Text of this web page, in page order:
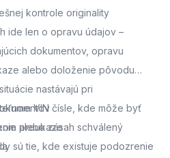
kontrole originality
ide len o opravu údajov –
dokumentov, opravu
alebo doloženie pôvodu
nastávajú pri
VIN čísle, kde môže byť
alebo zásah schválený
sú tie, kde existuje podozrenie
preukaze